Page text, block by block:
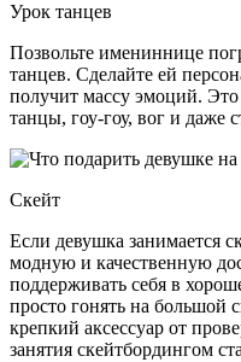
Урок танцев
Позвольте имениннице
танцев. Сделайте ей
получит массу эмоций.
танцы, гоу-гоу, вог и даже
Скейт
Если девушка занимается
модную и качественную
поддерживать себя в
просто гонять на большой
крепкий аксессуар от
занятия скейтбордингом